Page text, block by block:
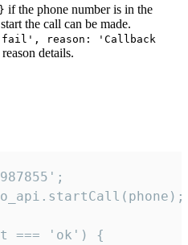
if the phone number is in the
the call can be made.
reason: 'Callback
details.
=== 'ok') {